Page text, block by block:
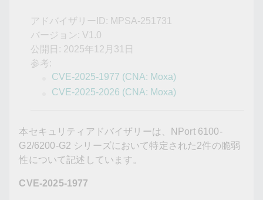
My MoxaアドバイザリーID: MPSA-251731
バージョン: V1.0
公開日: 2025年12月31日
参考:
CVE-2025-1977 (CNA: Moxa)
CVE-2025-2026 (CNA: Moxa)
本セキュリティアドバイザリーは、NPort 6100-
G2/6200-G2 シリーズにおいて特定された2件の脆弱
性について記述しています。
CVE-2025-1977